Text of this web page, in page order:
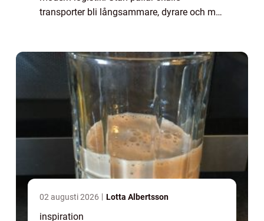
transporter bli långsammare, dyrare och mer
02 augusti 2026 Lotta Albertsson
inspiration